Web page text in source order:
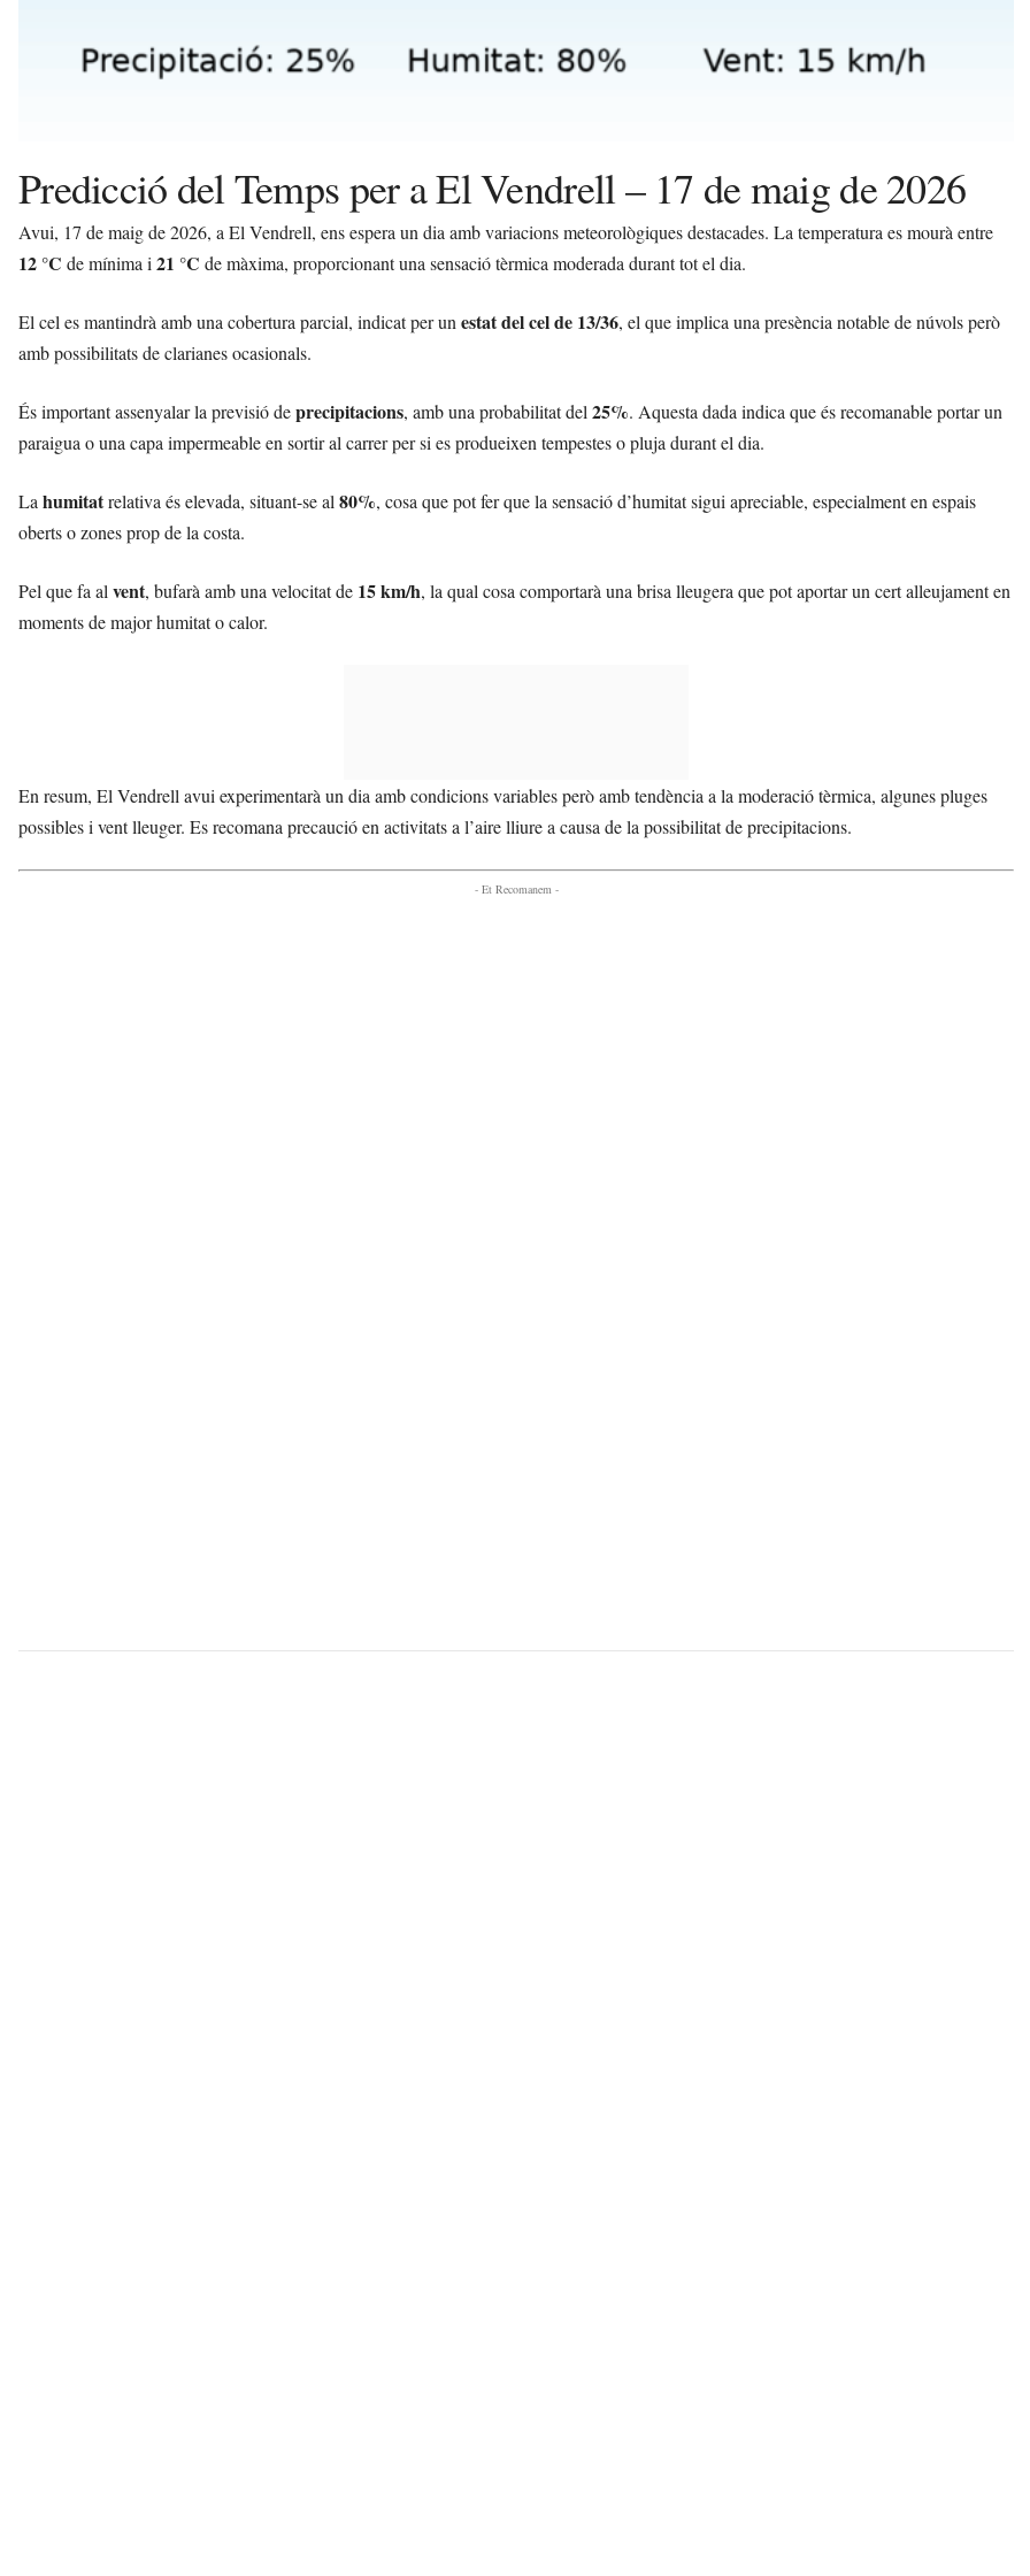
Predicció del Temps per a El Vendrell – 17 de maig de 2026
Avui, 17 de maig de 2026, a El Vendrell, ens espera un dia amb variacions meteorològiques destacades. La temperatura es mourà entre
12 °C de mínima i 21 °C de màxima, proporcionant una sensació tèrmica moderada durant tot el dia.
El cel es mantindrà amb una cobertura parcial, indicat per un estat del cel de 13/36, el que implica una presència notable de núvols però
amb possibilitats de clarianes ocasionals.
És important assenyalar la previsió deprecipitacions, amb una probabilitat del 25%. Aquesta dada indica que és recomanable portar un
paraigua o una capa impermeable en sortir al carrer per si es produeixen tempestes o pluja durant el dia.
La humitatrelativa és elevada, situant-se al 80%, cosa que pot fer que la sensació d’humitat sigui apreciable, especialment en espais
oberts o zones prop de la costa.
Pel que fa al vent, bufarà amb una velocitat de 15 km/h, la qual cosa comportarà una brisa lleugera que pot aportar un cert alleujament en
moments de major humitat o calor.
En resum, El Vendrell avui experimentarà un dia amb condicions variables però amb tendència a la moderació tèrmica, algunes pluges
possibles i vent lleuger. Es recomana precaució en activitats a l’aire lliure a causa de la possibilitat de precipitacions.
- Et Recomanem -